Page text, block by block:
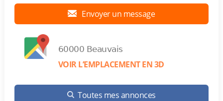
Envoyer un message
60000 Beauvais
VOIR L’EMPLACEMENT EN 3D
Toutes mes annonces